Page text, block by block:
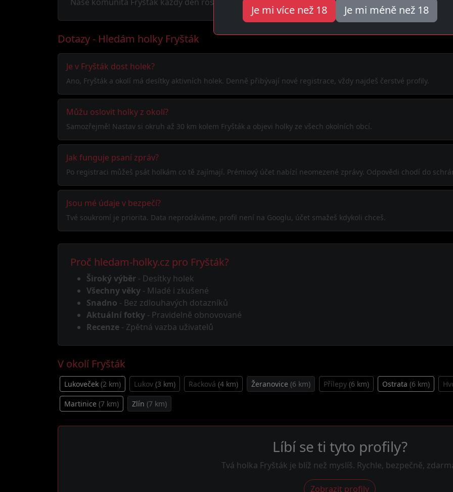
Dotazy - Hledám holky Fryšták
Je v Fryšták dost holek?
Ano, Fryšták a okolí má desítky aktivních holek. Denně přibývají nové registrace, vždy najdeš čerstvé profily.
Můžu oslovit holky z okolí?
Samozřejmě! Nastav si okruh až 30 km kolem Fryšták a objevi holky ze všech okolních obcí.
Jak funguje psaní zpráv?
Po registraci můžeš psát holkám co tě zajímají. Prémiový účet nabízí neomezené zprávy. Odpovědi chodí do
Jsou mé údaje v bezpečí?
Tvé soukromí je priorita. Data neprodáváme, profil není na Googlu, účet smažeš kdykoli chceš.
Proč hledam-holky.cz pro Fryšták?
Široký výběr - Desítky holek
Všechny věky - Mladé i zkušené
Snadno - Bez zdlouhavých dotazníků
Aktuální fotky - Pravidelně obnovované
Recenze - Zpětná vazba uživatelů
V okolí Fryšták
Lukoveček (2 km) Lukov (3 km) Racková (4 km) Žeranovice (6 km) Přílepy (6 km) Ostrata (6 km)
Martinice (7 km) Zlín (7 km)
Líbí se ti tyto profily?
Tvá holka Fryšták je blíž než myslíš. Rychle, bezpečně,
Zobrazit profily
Je mi více než 18 Je mi méně než 18